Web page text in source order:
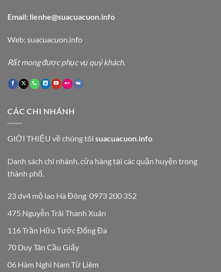
Email: lienhe@suacuacuon.info
Web: suacuacuon.info
Rất mong được phục vụ quý khách.
CÁC CHI NHÁNH
GIỚI THIỆU về chúng tôi suacuacuon.info
Danh sách chi nhánh, cửa hàng tại các quận huyện trong
thành phố.
23 dv4 mộ lao Hà Đông 0973 200 352
475 Nguyễn Trãi Thanh Xuân
116 Trần Hữu Tước Đống Đa
70 Duy Tân Cầu Giấy
06 Hàm Nghi Nam Từ Liêm